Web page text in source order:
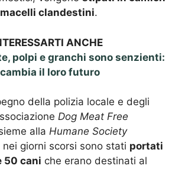
macelli clandestini.
ANCHE
polpi e granchi sono senzienti:
il loro futuro
della polizia locale e degli
Dog Meat Free
alla Humane Society
nei giorni scorsi sono stati portati
50 cani che erano destinati al